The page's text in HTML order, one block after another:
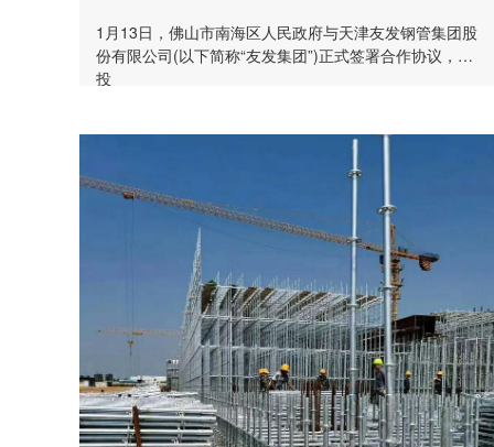
1月13日，佛山市南海区人民政府与天津友发钢管集团股
份有限公司(以下简称“友发集团”)正式签署合作协议，总
投